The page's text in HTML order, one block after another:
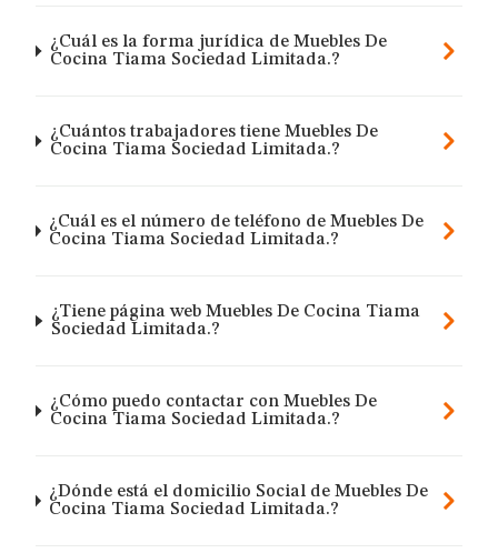
¿Cuál es la forma jurídica de Muebles De
Cocina Tiama Sociedad Limitada.?
¿Cuántos trabajadores tiene Muebles De
Cocina Tiama Sociedad Limitada.?
¿Cuál es el número de teléfono de Muebles De
Cocina Tiama Sociedad Limitada.?
¿Tiene página web Muebles De Cocina Tiama
Sociedad Limitada.?
¿Cómo puedo contactar con Muebles De
Cocina Tiama Sociedad Limitada.?
¿Dónde está el domicilio Social de Muebles De
Cocina Tiama Sociedad Limitada.?